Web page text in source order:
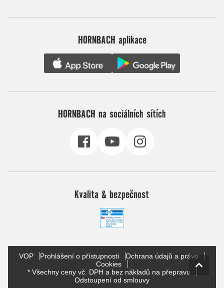
HORNBACH aplikace
HORNBACH na sociálních sítích
Kvalita & bezpečnost
VOP Prohlášení o přístupnosti
Ochrana údajů a právo
Cookies
* Všechny ceny vč. DPH a bez nákladů na přepravu
Odstoupení od smlouvy